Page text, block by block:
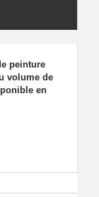
peinture
volume de
en